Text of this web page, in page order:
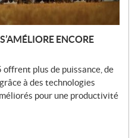
ENCORE
plus de puissance, de
à des technologies
pour une productivité